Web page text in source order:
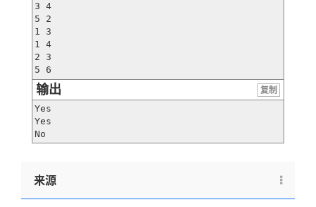
3 4
5 2
1 3
1 4
2 3
5 6
输出
复制
Yes
Yes
No
来源